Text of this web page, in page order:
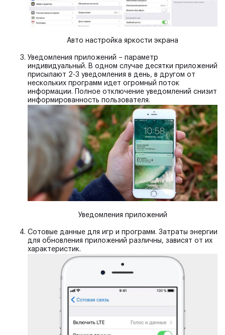
Авто настройка яркости экрана
Уведомления приложений – параметр
индивидуальный. В одном случае десятки приложений
присылают 2-3 уведомления в день, в другом от
нескольких программ идет огромный поток
информации. Полное отключение уведомлений снизит
информированность пользователя.
Уведомления приложений
Сотовые данные для игр и программ. Затраты энергии
для обновления приложений различны, зависят от их
характеристик.